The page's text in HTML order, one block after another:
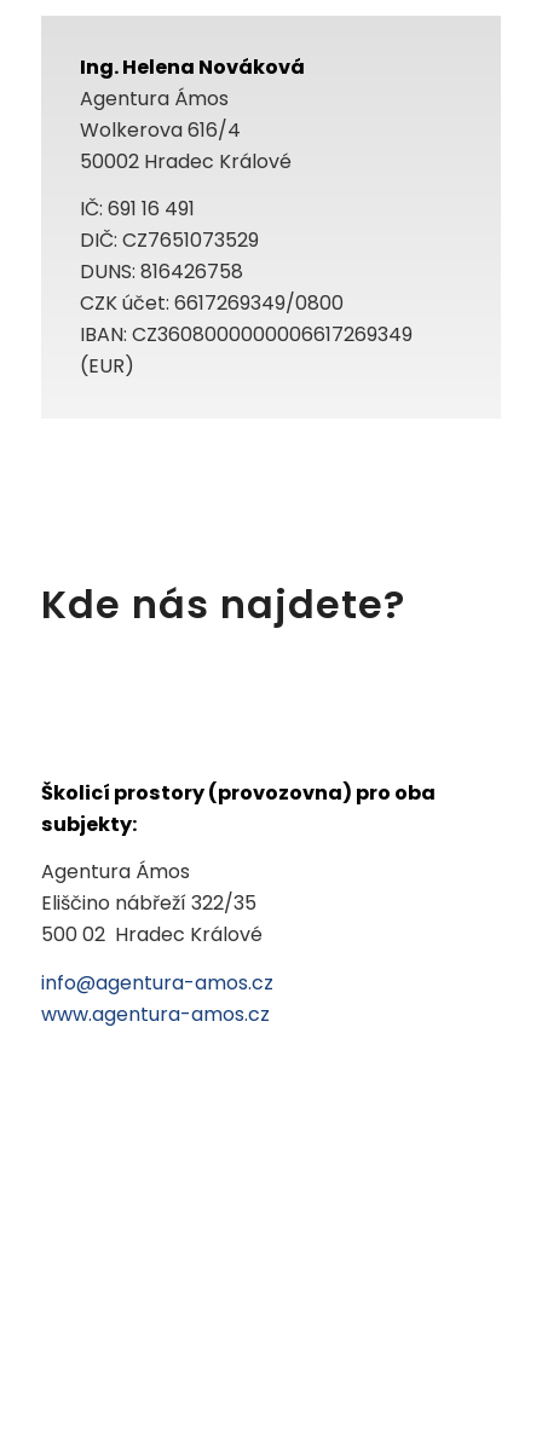
Ing. Helena Nováková
Agentura Ámos
Wolkerova 616/4
50002 Hradec Králové
IČ: 691 16 491
DIČ: CZ7651073529
DUNS: 816426758
CZK účet: 6617269349/0800
IBAN: CZ3608000000006617269349
(EUR)
Kde nás najdete?
Školicí prostory (provozovna) pro oba
subjekty:
Agentura Ámos
Eliščino nábřeží 322/35
500 02 Hradec Králové
info@agentura-amos.cz
www.agentura-amos.cz